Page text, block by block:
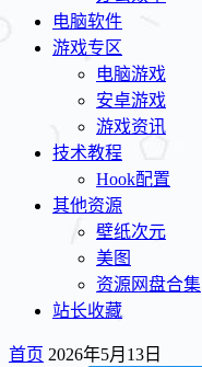
电脑软件
游戏专区
电脑游戏
安卓游戏
游戏资讯
技术教程
Hook配置
其他资源
壁纸次元
美图
资源网盘合集
站长收藏
首页 2026年5月13日